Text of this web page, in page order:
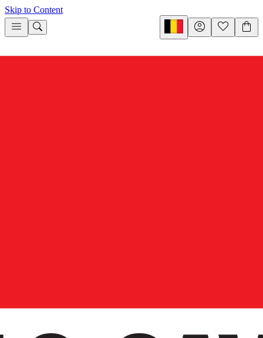
Skip to Content